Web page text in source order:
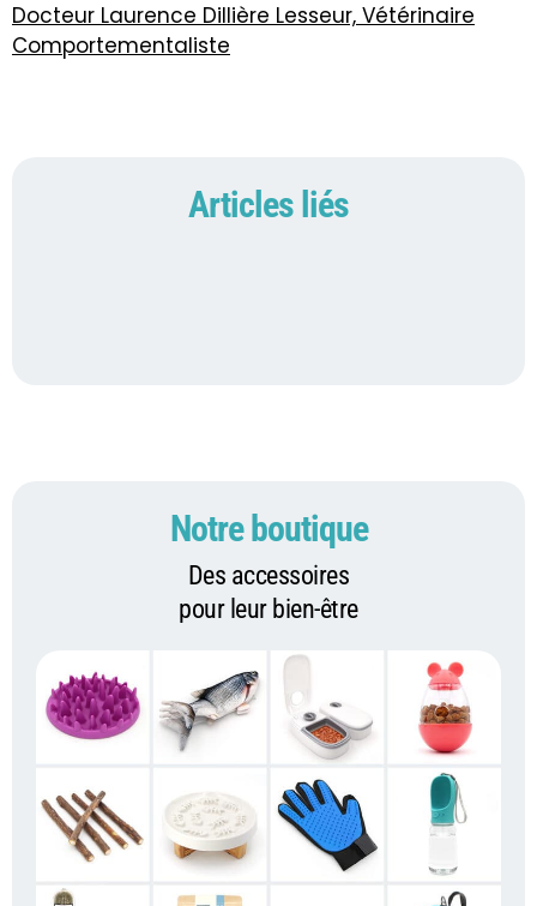
Docteur Laurence Dillière Lesseur, Vétérinaire
Comportementaliste
Articles liés
Notre boutique
Des accessoires
pour leur bien-être